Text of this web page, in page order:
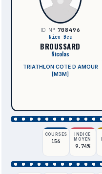
ID N° 708496
Nico Bea
BROUSSARD
Nicolas
TRIATHLON COTE D AMOUR
[M3M]
COURSES
156
INDICE
MOYEN
9.74%